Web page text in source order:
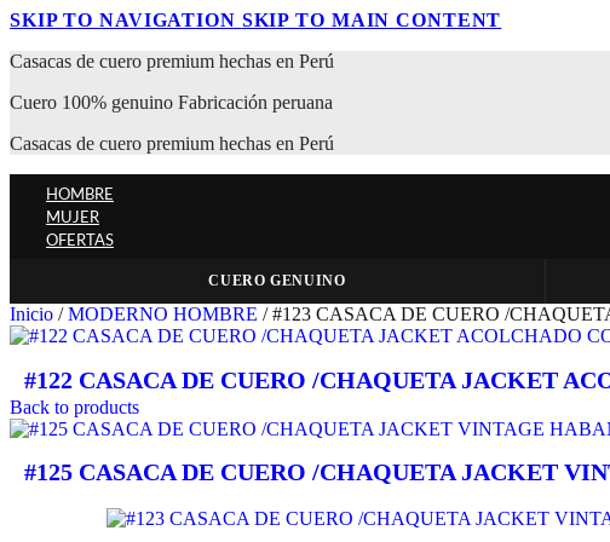
SKIP TO NAVIGATION SKIP TO MAIN CONTENT
Casacas de cuero premium hechas en Perú
Cuero 100% genuino Fabricación peruana
Casacas de cuero premium hechas en Perú
HOMBRE
MUJER
OFERTAS
CUERO GENUINO
Inicio / MODERNO HOMBRE / #123 CASACA DE CUERO /
#122 CASACA DE CUERO /CHAQUETA JACKET
Back to products
#125 CASACA DE CUERO /CHAQUETA JACKET